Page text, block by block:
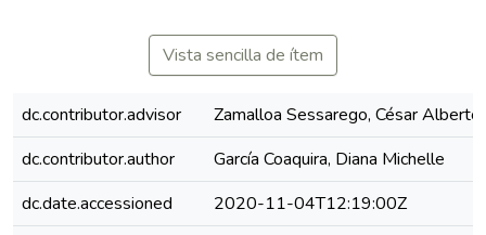
Vista sencilla de ítem
dc.contributor.advisor
Zamalloa Sessarego, César Alberto
dc.contributor.author
García Coaquira, Diana Michelle
dc.date.accessioned
2020-11-04T12:19:00Z